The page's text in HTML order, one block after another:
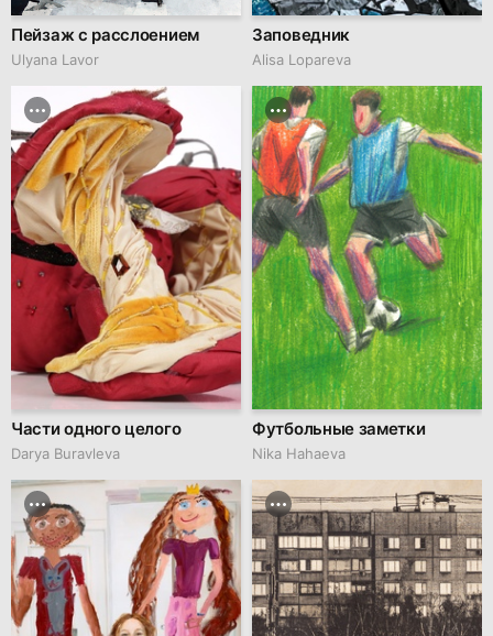
Пейзаж с расслоением
Ulyana Lavor
Заповедник
Alisa Lopareva
Части одного целого
Darya Buravleva
Футбольные заметки
Nika Hahaeva